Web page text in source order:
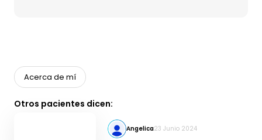
Acerca de mí
Otros pacientes dicen:
Angelica23 Junio 2024